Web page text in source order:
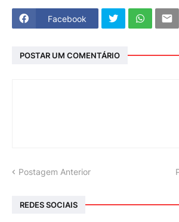
Facebook
POSTAR UM COMENTÁRIO
Postagem Anterior
REDES SOCIAIS